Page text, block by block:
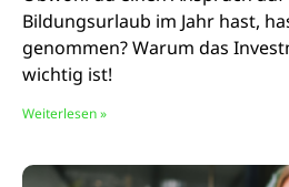
Bildungsurlaub im Jahr hast,
genommen? Warum das
wichtig ist!
Weiterlesen »